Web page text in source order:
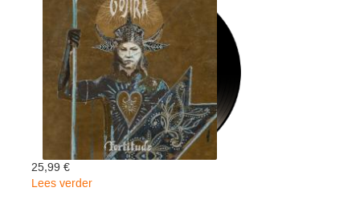
&
Blizzards
25,99 €
Lees verder